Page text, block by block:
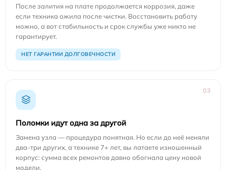
После залития на плате продолжается коррозия, даже
если техника ожила после чистки. Восстановить работу
можно, а вот стабильность и срок службы уже никто не
гарантирует.
НЕТ ГАРАНТИИ ДОЛГОВЕЧНОСТИ
03
Поломки идут одна за другой
Замена узла — процедура понятная. Но если до неё меняли
два-три других, а технике 7+ лет, вы латаете изношенный
корпус: сумма всех ремонтов давно обогнала цену новой
модели.